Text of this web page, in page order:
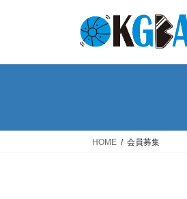
HOME 会員募集